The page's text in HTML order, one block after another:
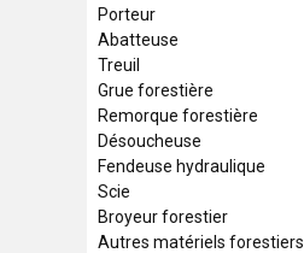
Porteur
Abatteuse
Treuil
Grue forestière
Remorque forestière
Désoucheuse
Fendeuse hydraulique
Scie
Broyeur forestier
Autres matériels forestiers